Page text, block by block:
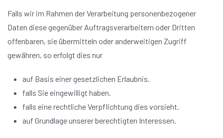
Falls wir im Rahmen der Verarbeitung personenbezogener
Daten diese gegenüber Auftragsverarbeitern oder Dritten
offenbaren, sie übermitteln oder anderweitigen Zugriff
gewähren, so erfolgt dies nur
auf Basis einer gesetzlichen Erlaubnis.
falls Sie eingewilligt haben.
falls eine rechtliche Verpflichtung dies vorsieht.
auf Grundlage unserer berechtigten Interessen.